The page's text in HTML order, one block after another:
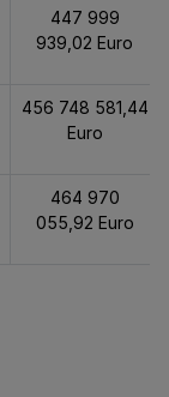
447 999
939,02 Euro
456 748 581,44
Euro
464 970
055,92 Euro